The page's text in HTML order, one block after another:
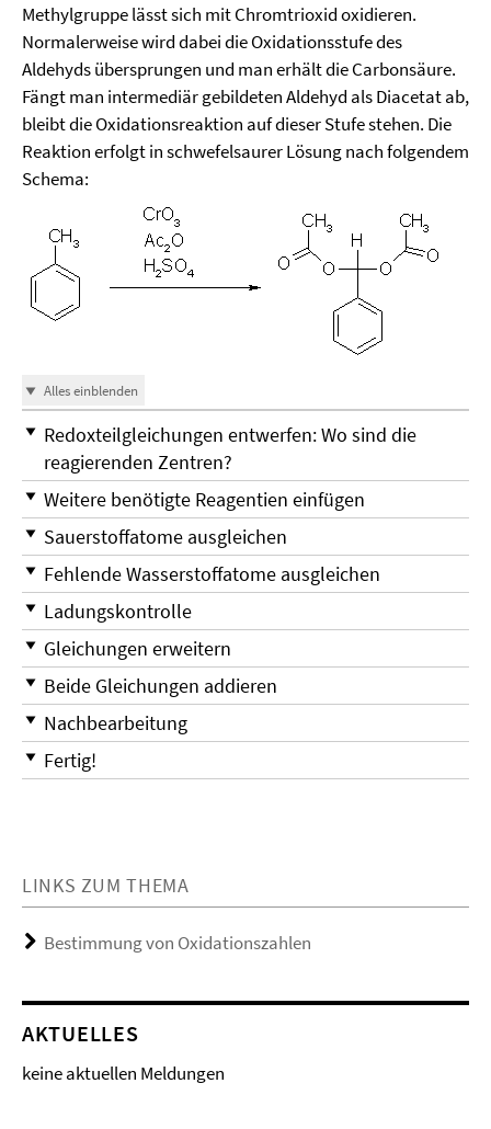
Methylgruppe lässt sich mit Chromtrioxid oxidieren.
Normalerweise wird dabei die Oxidationsstufe des
Aldehyds übersprungen und man erhält die Carbonsäure.
Fängt man intermediär gebildeten Aldehyd als Diacetat ab,
bleibt die Oxidationsreaktion auf dieser Stufe stehen. Die
Reaktion erfolgt in schwefelsaurer Lösung nach folgendem
Schema:
Alles einblenden
Redoxteilgleichungen entwerfen: Wo sind die
reagierenden Zentren?
Weitere benötigte Reagentien einfügen
Sauerstoffatome ausgleichen
Fehlende Wasserstoffatome ausgleichen
Ladungskontrolle
Gleichungen erweitern
Beide Gleichungen addieren
Nachbearbeitung
Fertig!
LINKS ZUM THEMA
Bestimmung von Oxidationszahlen
AKTUELLES
keine aktuellen Meldungen